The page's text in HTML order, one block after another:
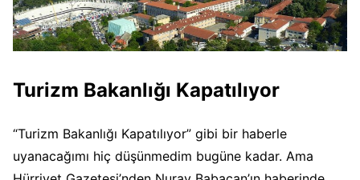
Turizm Bakanlığı Kapatılıyor
“Turizm Bakanlığı Kapatılıyor” gibi bir haberle
uyanacağımı hiç düşünmedim bugüne kadar. Ama